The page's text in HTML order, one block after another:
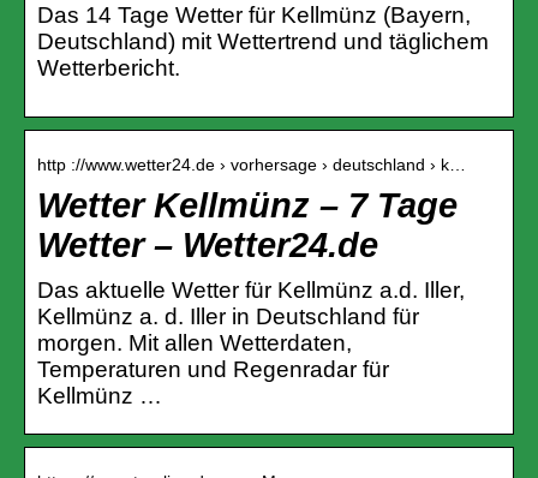
Das 14 Tage Wetter für Kellmünz (Bayern,
Deutschland) mit Wettertrend und täglichem
Wetterbericht.
http ://www.wetter24.de › vorhersage › deutschland › k…
Wetter Kellmünz – 7 Tage
Wetter – Wetter24.de
Das aktuelle Wetter für Kellmünz a.d. Iller,
Kellmünz a. d. Iller in Deutschland für
morgen. Mit allen Wetterdaten,
Temperaturen und Regenradar für
Kellmünz …